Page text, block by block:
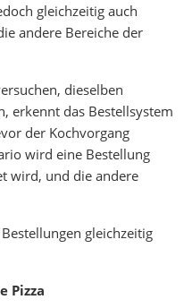
gleichzeitig auch
andere Bereiche der
dieselben
erkennt das Bestellsystem
der Kochvorgang
wird eine Bestellung
wird, und die andere
gleichzeitig
Pizza